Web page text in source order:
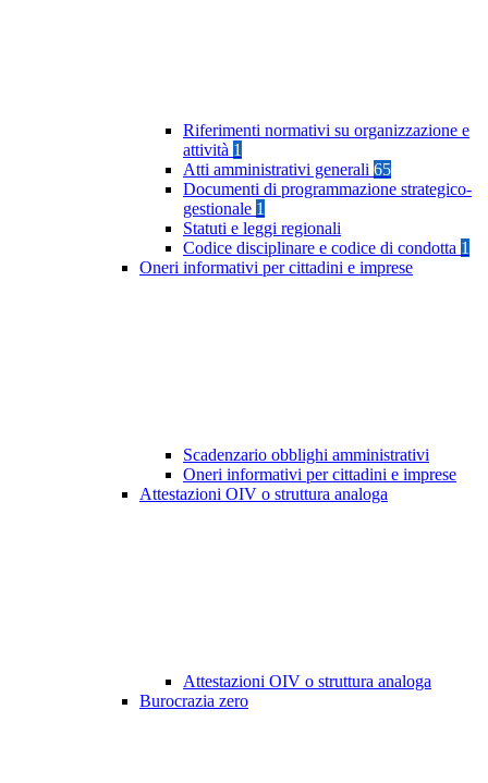
Riferimenti normativi su organizzazione e
attività 1
Atti amministrativi generali 65
Documenti di programmazione strategico-
gestionale 1
Statuti e leggi regionali
Codice disciplinare e codice di condotta 1
Oneri informativi per cittadini e imprese
Scadenzario obblighi amministrativi
Oneri informativi per cittadini e imprese
Attestazioni OIV o struttura analoga
Attestazioni OIV o struttura analoga
Burocrazia zero